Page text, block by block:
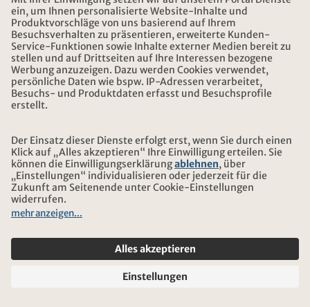
KONTIKI FOLGEN
NEWSLETTER ABONNIEREN
Abonnieren
BERATUNG
NOTFALL AUF REISEN
ÖFFNUNGSZEITEN KONTIKI REISEN
DOWNLOAD UND LINKS